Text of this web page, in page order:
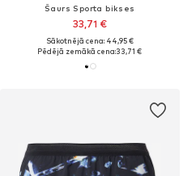
Šaurs Sporta bikses
33,71 €
Sākotnējā cena: 44,95 €
Pēdējā zemākā cena:33,71 €